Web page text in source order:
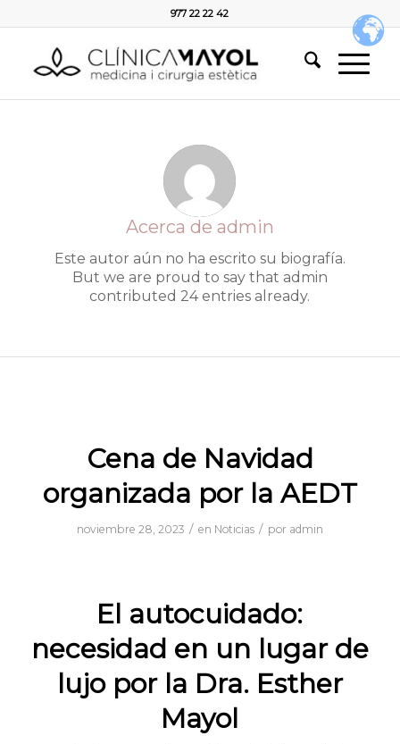
977 22 22 42
Acerca de admin
Este autor aún no ha escrito su biografía.
But we are proud to say that admin
contributed 24 entries already.
Cena de Navidad
organizada por la AEDT
noviembre 28, 2023 / en Noticias / por admin
El autocuidado:
necesidad en un lugar de
lujo por la Dra. Esther
Mayol